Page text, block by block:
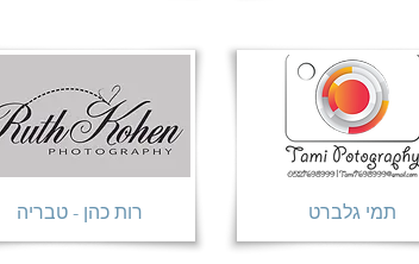
רות כהן - טבריה תמי גלברט